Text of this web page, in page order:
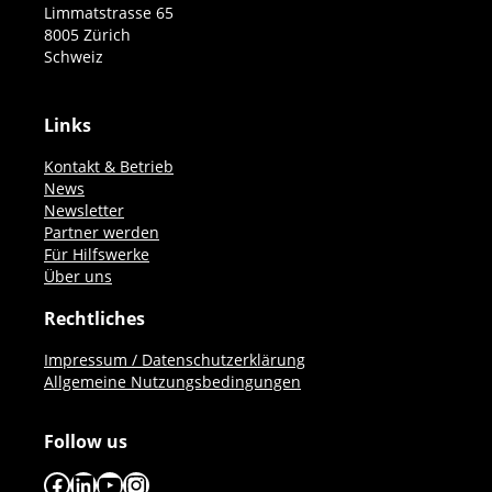
Limmatstrasse 65
8005 Zürich
Schweiz
Links
Kontakt & Betrieb
News
Newsletter
Partner werden
Für Hilfswerke
Über uns
Rechtliches
Impressum / Datenschutzerklärung
Allgemeine Nutzungsbedingungen
Follow us
Facebook
LinkedIn
YouTube
Instagram